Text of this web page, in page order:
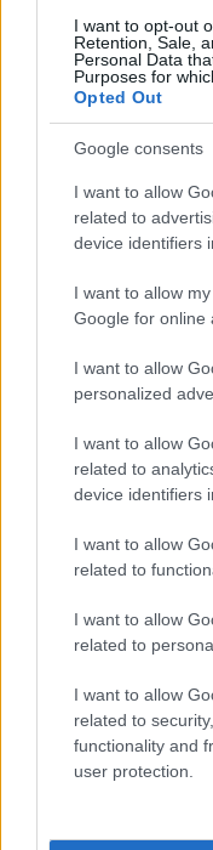
I want to opt-out
Retention, Sale,
Personal Data
Purposes for
Opted Out
Google consents
I want to allow
related to
device identifiers
I want to allow
Google for online
I want to allow
personalized
I want to allow
related to
device identifiers
I want to allow
related to
I want to allow
related to
I want to allow
related to
functionality and
user protection.
Continua a
PERCORSI DI STUDIO
Logistica e supply
intraprenderle
PERCORSI DI STUDIO